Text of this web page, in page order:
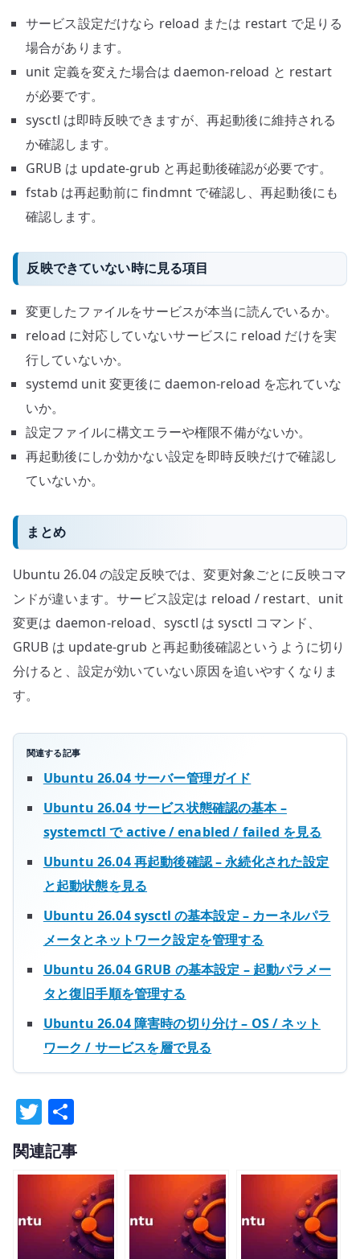
サービス設定だけなら reload または restart で足りる
場合があります。
unit 定義を変えた場合は daemon-reload と restart
が必要です。
sysctl は即時反映できますが、再起動後に維持される
か確認します。
GRUB は update-grub と再起動後確認が必要です。
fstab は再起動前に findmnt で確認し、再起動後にも
確認します。
反映できていない時に見る項目
変更したファイルをサービスが本当に読んでいるか。
reload に対応していないサービスに reload だけを実
行していないか。
systemd unit 変更後に daemon-reload を忘れていな
いか。
設定ファイルに構文エラーや権限不備がないか。
再起動後にしか効かない設定を即時反映だけで確認し
ていないか。
まとめ
Ubuntu 26.04 の設定反映では、変更対象ごとに反映コマ
ンドが違います。サービス設定は reload / restart、unit
変更は daemon-reload、sysctl は sysctl コマンド、
GRUB は update-grub と再起動後確認というように切り
分けると、設定が効いていない原因を追いやすくなりま
す。
関連する記事
Ubuntu 26.04 サーバー管理ガイド
Ubuntu 26.04 サービス状態確認の基本 –
systemctl で active / enabled / failed を見る
Ubuntu 26.04 再起動後確認 – 永続化された設定
と起動状態を見る
Ubuntu 26.04 sysctl の基本設定 – カーネルパラ
メータとネットワーク設定を管理する
Ubuntu 26.04 GRUB の基本設定 – 起動パラメー
タと復旧手順を管理する
Ubuntu 26.04 障害時の切り分け – OS / ネット
ワーク / サービスを層で見る
T
w
it
r
有
関連記事